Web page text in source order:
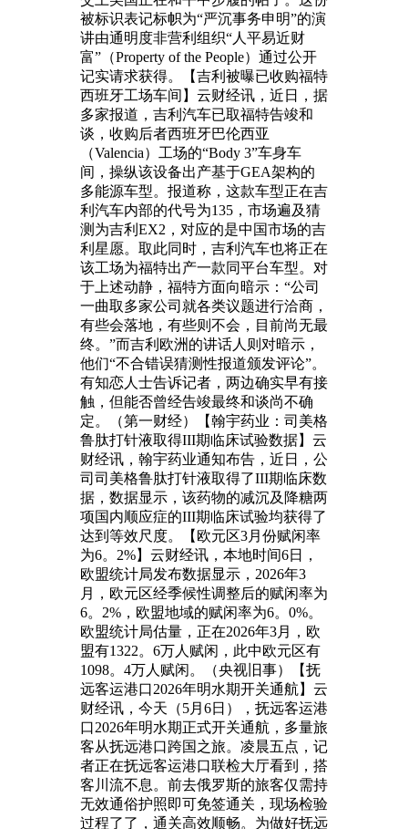
被标识表记标帜为“严沉事务申明”的演
讲由通明度非营利组织“人平易近财
富”（Property of the People）通过公开
记实请求获得。【吉利被曝已收购福特
西班牙工场车间】云财经讯，近日，据
多家报道，吉利汽车已取福特告竣和
谈，收购后者西班牙巴伦西亚
（Valencia‌）工场的“Body 3”车身车
间，操纵该设备出产基于GEA架构的
多能源车型。报道称，这款车型正在吉
利汽车内部的代号为135，市场遍及猜
测为吉利EX2，对应的是中国市场的吉
利星愿。取此同时，吉利汽车也将正在
该工场为福特出产一款同平台车型。对
于上述动静，福特方面向暗示：“公司
一曲取多家公司就各类议题进行洽商，
有些会落地，有些则不会，目前尚无最
终。”而吉利欧洲的讲话人则对暗示，
他们“不合错误猜测性报道颁发评论”。
有知恋人士告诉记者，两边确实早有接
触，但能否曾经告竣最终和谈尚不确
定。（第一财经）【翰宇药业：司美格
鲁肽打针液取得III期临床试验数据】云
财经讯，翰宇药业通知布告，近日，公
司司美格鲁肽打针液取得了III期临床数
据，数据显示，该药物的减沉及降糖两
项国内顺应症的III期临床试验均获得了
达到等效尺度。【欧元区3月份赋闲率
为6。2%】云财经讯，本地时间6日，
欧盟统计局发布数据显示，2026年3
月，欧元区经季候性调整后的赋闲率为
6。2%，欧盟地域的赋闲率为6。0%。
欧盟统计局估量，正在2026年3月，欧
盟有1322。6万人赋闲，此中欧元区有
1098。4万人赋闲。（央视旧事）【抚
远客运港口2026年明水期开关通航】云
财经讯，今天（5月6日），抚远客运港
口2026年明水期正式开关通航，多量旅
客从抚远港口跨国之旅。凌晨五点，记
者正在抚远客运港口联检大厅看到，搭
客川流不息。前去俄罗斯的旅客仅需持
无效通俗护照即可免签通关，现场检验
过程了了，通关高效顺畅。为做好抚远